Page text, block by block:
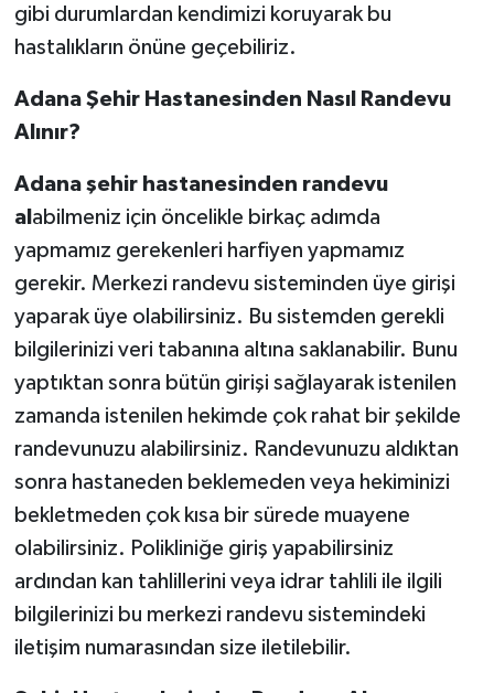
gibi durumlardan kendimizi koruyarak bu
hastalıkların önüne geçebiliriz.
Adana Şehir Hastanesinden Nasıl Randevu
Alınır?
Adana şehir hastanesinden randevu
al abilmeniz için öncelikle birkaç adımda
yapmamız gerekenleri harfiyen yapmamız
gerekir. Merkezi randevu sisteminden üye girişi
yaparak üye olabilirsiniz. Bu sistemden gerekli
bilgilerinizi veri tabanına altına saklanabilir. Bunu
yaptıktan sonra bütün girişi sağlayarak istenilen
zamanda istenilen hekimde çok rahat bir şekilde
randevunuzu alabilirsiniz. Randevunuzu aldıktan
sonra hastaneden beklemeden veya hekiminizi
bekletmeden çok kısa bir sürede muayene
olabilirsiniz. Polikliniğe giriş yapabilirsiniz
ardından kan tahlillerini veya idrar tahlili ile ilgili
bilgilerinizi bu merkezi randevu sistemindeki
iletişim numarasından size iletilebilir.